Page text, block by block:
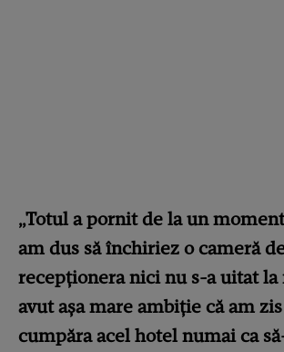
„Totul a pornit de la un
am dus să închiriez o cameră
recepționera nici nu s-a uitat la
avut așa mare ambiție că am
cumpăra acel hotel numai ca